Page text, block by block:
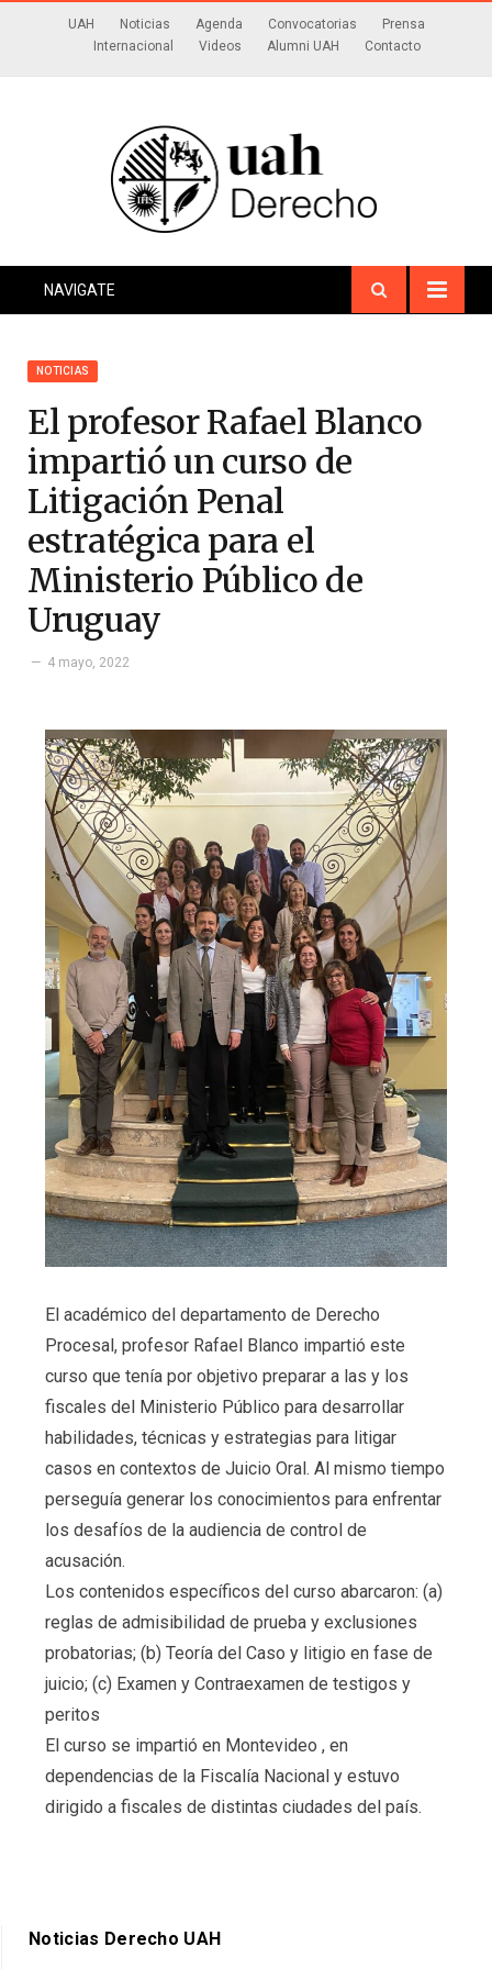
UAH Noticias Agenda Convocatorias
Prensa
Internacional
Videos Alumni UAH Contacto
NAVIGATE
NOTICIAS
El profesor Rafael Blanco
impartió un curso de
Litigación Penal
estratégica para el
Ministerio Público de
Uruguay
4 mayo, 2022
El académico del departamento de Derecho
Procesal, profesor Rafael Blanco impartió este
curso que tenía por objetivo preparar a las y los
fiscales del Ministerio Público para desarrollar
habilidades, técnicas y estrategias para litigar
casos en contextos de Juicio Oral. Al mismo tiempo
perseguía generar los conocimientos para enfrentar
los desafíos de la audiencia de control de
acusación.
Los contenidos específicos del curso abarcaron: (a)
reglas de admisibilidad de prueba y exclusiones
probatorias; (b) Teoría del Caso y litigio en fase de
juicio; (c) Examen y Contraexamen de testigos y
peritos
El curso se impartió en Montevideo , en
dependencias de la Fiscalía Nacional y estuvo
dirigido a fiscales de distintas ciudades del país.
Noticias Derecho UAH